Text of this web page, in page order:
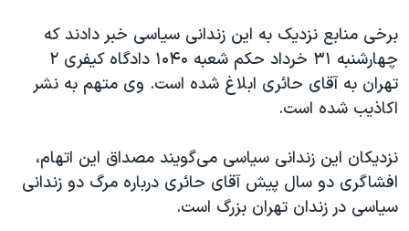
قانون شفافیت دارائی کادر رهبری ایران
اعتراضات مردمی آبان ۹۸
اسرائیل در جنگ
همایش محافظه‌کاران آمریکا «سی‌پک»
صفحه‌های ویژه
برخی منابع نزدیک به این زندانی سیاسی خبر دادند که
چهارشنبه ۳۱ خرداد حکم شعبه ۱۰۴۰ دادگاه کیفری ۲
تهران به آقای حائری ابلاغ شده است. وی متهم به نشر
اکاذیب شده است.
نزدیکان این زندانی سیاسی می‌گویند مصداق این اتهام،
افشاگری دو سال پیش آقای حائری درباره مرگ دو زندانی
سیاسی در زندان تهران بزرگ است.